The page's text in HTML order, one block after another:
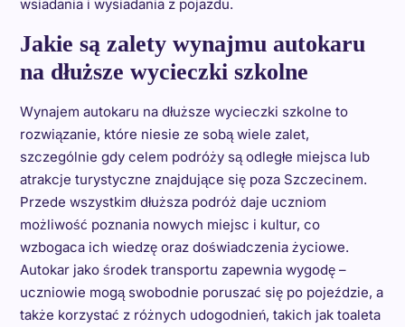
wsiadania i wysiadania z pojazdu.
Jakie są zalety wynajmu autokaru
na dłuższe wycieczki szkolne
Wynajem autokaru na dłuższe wycieczki szkolne to
rozwiązanie, które niesie ze sobą wiele zalet,
szczególnie gdy celem podróży są odległe miejsca lub
atrakcje turystyczne znajdujące się poza Szczecinem.
Przede wszystkim dłuższa podróż daje uczniom
możliwość poznania nowych miejsc i kultur, co
wzbogaca ich wiedzę oraz doświadczenia życiowe.
Autokar jako środek transportu zapewnia wygodę –
uczniowie mogą swobodnie poruszać się po pojeździe, a
także korzystać z różnych udogodnień, takich jak toaleta